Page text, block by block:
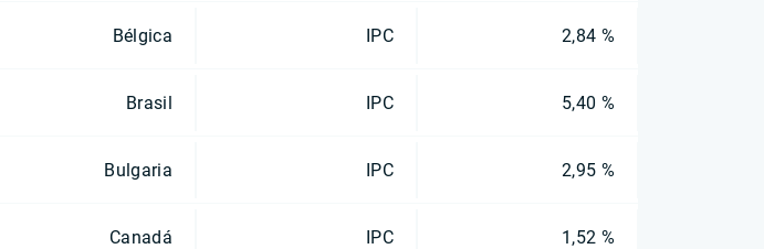
Bélgica IPC 2,84 %
Brasil IPC 5,40 %
Bulgaria IPC 2,95 %
Canadá IPC 1,52 %